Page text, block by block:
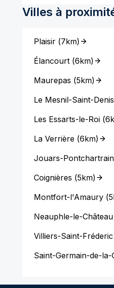
Villes à
Plaisir(7km)
Élancourt(6km)
Maurepas (5km)
Le Mesnil-Saint-Denis
Les Essarts-le-Roi(
La Verrière(6km)
Jouars-Pontchartrain
Coignières (5km)
Montfort-l'Amaury(
Neauphle-le-Château
Villiers-Saint-Fréderic
Saint-Germain-de-la-